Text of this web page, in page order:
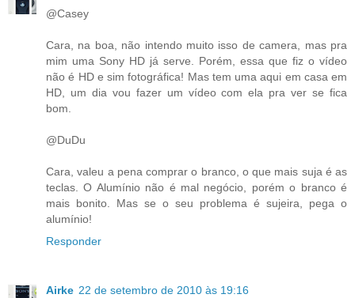
@Casey
Cara, na boa, não intendo muito isso de camera, mas pra
mim uma Sony HD já serve. Porém, essa que fiz o vídeo
não é HD e sim fotográfica! Mas tem uma aqui em casa em
HD, um dia vou fazer um vídeo com ela pra ver se fica
bom.
@DuDu
Cara, valeu a pena comprar o branco, o que mais suja é as
teclas. O Alumínio não é mal negócio, porém o branco é
mais bonito. Mas se o seu problema é sujeira, pega o
alumínio!
Responder
Airke 22 de setembro de 2010 às 19:16